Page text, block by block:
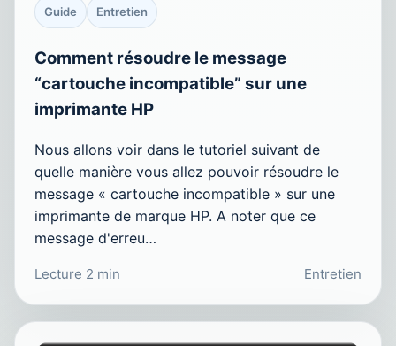
Guide Entretien
Comment résoudre le message
“cartouche incompatible” sur une
imprimante HP
Nous allons voir dans le tutoriel suivant de
quelle manière vous allez pouvoir résoudre le
message « cartouche incompatible » sur une
imprimante de marque HP. A noter que ce
message d'erreu…
Lecture 2 min Entretien